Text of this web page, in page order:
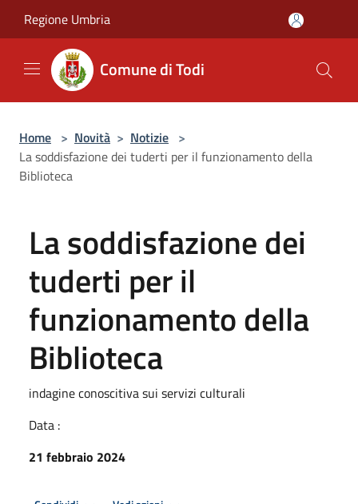
Regione Umbria
Comune di Todi
Home > Novità > Notizie >
La soddisfazione dei tuderti per il funzionamento della
Biblioteca
La soddisfazione dei
tuderti per il
funzionamento della
Biblioteca
indagine conoscitiva sui servizi culturali
Data :
21 febbraio 2024